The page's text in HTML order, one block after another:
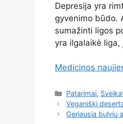
Depresija yra
gyvenimo būdo.
sumažinti ligos
yra ilgalaikė
Medicinos
Kategorijos
Patarimai,
Veganiški
Geriausia bulvių